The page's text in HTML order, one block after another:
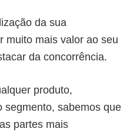
da sua
muito mais valor ao seu
da concorrência.
produto,
segmento, sabemos que
partes mais